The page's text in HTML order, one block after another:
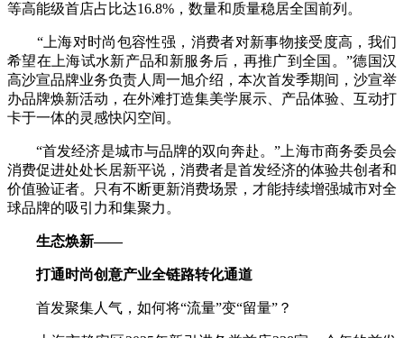
等高能级首店占比达16.8%，数量和质量稳居全国前列。
“上海对时尚包容性强，消费者对新事物接受度高，我们
希望在上海试水新产品和新服务后，再推广到全国。”德国汉
高沙宣品牌业务负责人周一旭介绍，本次首发季期间，沙宣举
办品牌焕新活动，在外滩打造集美学展示、产品体验、互动打
卡于一体的灵感快闪空间。
“首发经济是城市与品牌的双向奔赴。”上海市商务委员会
消费促进处处长居新平说，消费者是首发经济的体验共创者和
价值验证者。只有不断更新消费场景，才能持续增强城市对全
球品牌的吸引力和集聚力。
生态焕新——
打通时尚创意产业全链路转化通道
首发聚集人气，如何将“流量”变“留量”？